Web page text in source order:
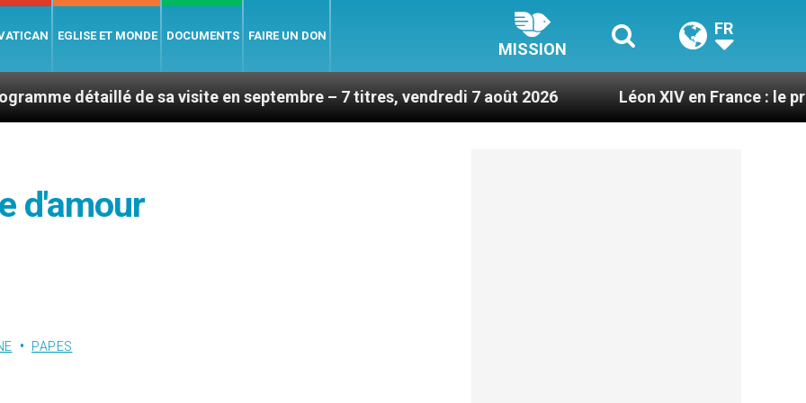
EGLISE ET MONDE DOCUMENTS FAIRE UN DON
MISSION
FR
de sa visite en septembre – 7 titres, vendredi 7 août 2026 Léon XIV en France : le programme
d'amour
PAPES